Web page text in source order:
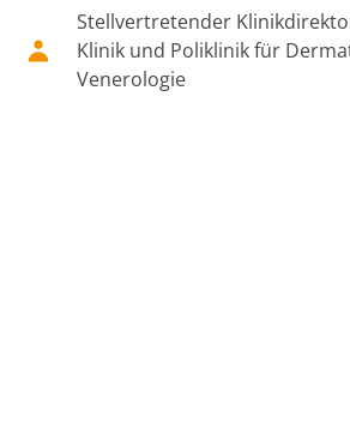
Stellvertretender
Klinik und Poliklinik für
Venerologie